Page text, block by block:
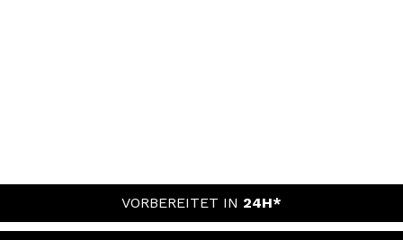
VORBEREITET IN 24H*